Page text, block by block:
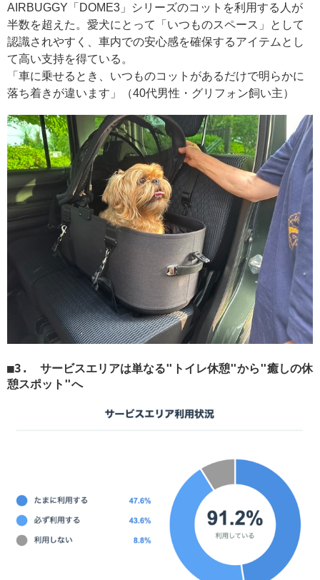
AIRBUGGY「DOME3」シリーズのコットを利用する人が
半数を超えた。愛犬にとって「いつものスペース」として
認識されやすく、車内での安心感を確保するアイテムとし
て高い支持を得ている。
「車に乗せるとき、いつものコットがあるだけで明らかに
落ち着きが違います」（40代男性・グリフォン飼い主）
3. サービスエリアは単なる"トイレ休憩"から"癒しの休
憩スポット"へ